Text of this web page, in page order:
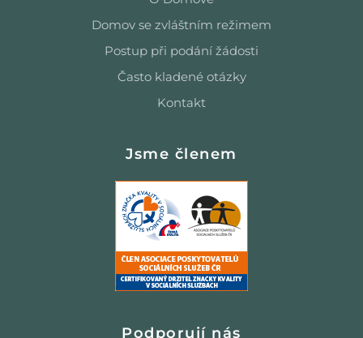
Domov se zvláštním režimem
Postup při podání žádosti
Často kladené otázky
Kontakt
Jsme členem
Podporují nás